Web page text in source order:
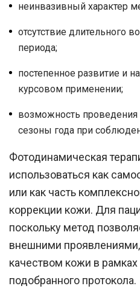
неинвазивный характер
отсутствие длительного
периода;
постепенное развитие и
курсовом применении;
возможность
сезоны года при
Фотодинамическая
использоваться как
или как часть
коррекции кожи. Для
поскольку метод
внешними
качеством кожи в
подобранного протокола.